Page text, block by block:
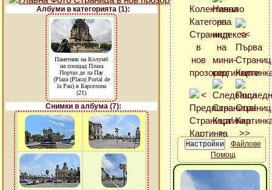
Албуми в категорията (1):
Паметник на Колумб
на площад Плаза
Портал де ла Пау
(Plaza (Placa) Portal de
la Pau) в Барселона
(21)
Снимки в албума (7):
Файлове
Помощ